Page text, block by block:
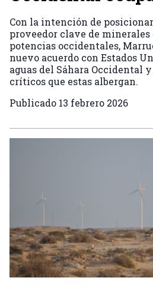
Con la intención de
proveedor clave de
potencias occidentales,
nuevo acuerdo con Estados
aguas del Sáhara Occidental
críticos que estas albergan.
Publicado 13 febrero 2026